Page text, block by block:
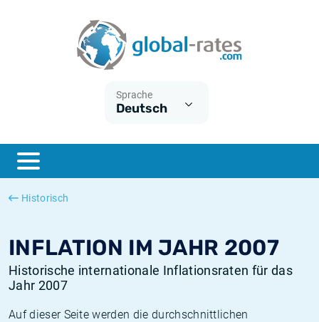
Sprache
Deutsch
Historisch
INFLATION IM JAHR 2007
Historische internationale Inflationsraten für das
Jahr 2007
Auf dieser Seite werden die durchschnittlichen
ESTER
SONIA
Was ist die VPI-Inflation?
Was ist die HVPI-Inflation?
Deutsche inflation
Europäische inflation
Historische Euribor-Sätze
Historische ESTER-Sätze
Historische SOFR-Sätze
Historische SONIA-Sätze
Inflationsrechner